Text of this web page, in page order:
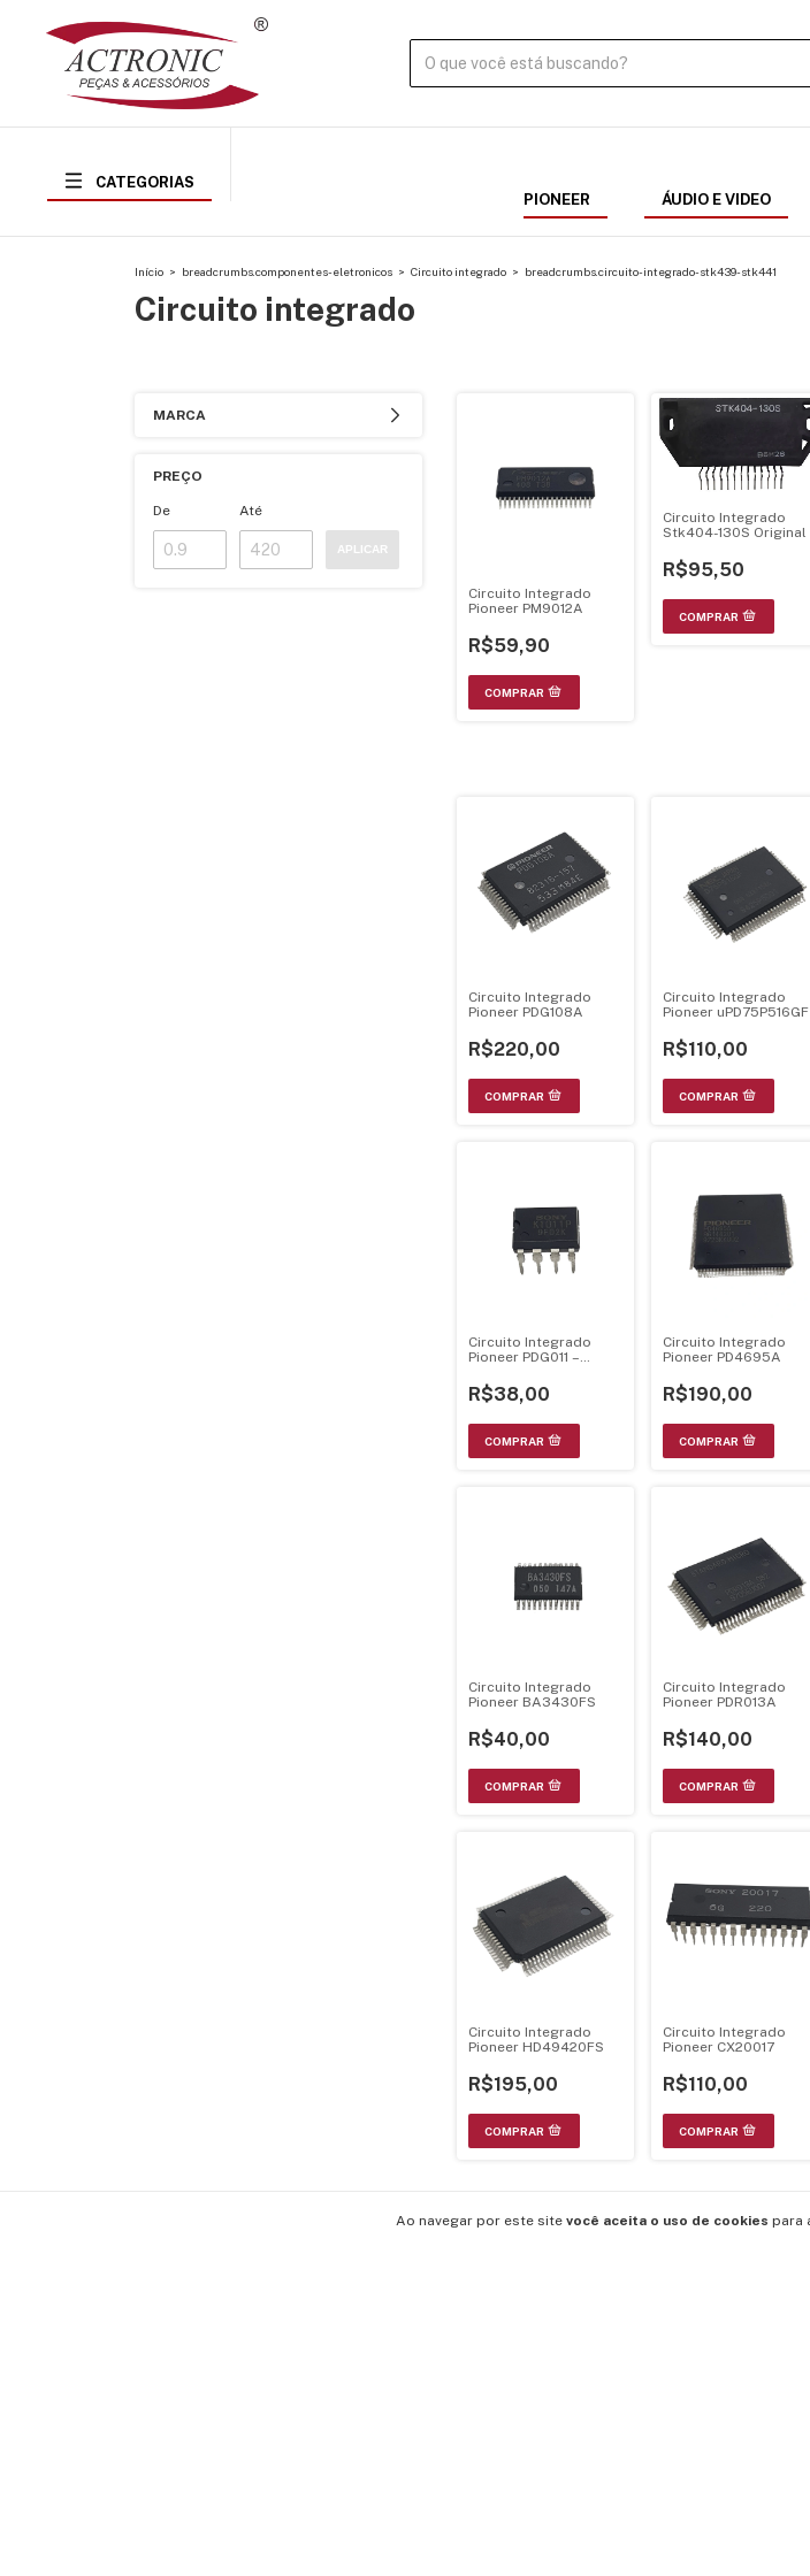
CATEGORIAS
PIONEER
ÁUDIO E VIDEO
Ao navegar por este site você aceita o uso de cookies para
Início > breadcrumbs.componentes-eletronicos > Circuito integrado > breadcrumbs.circuito-integrado-stk439-stk441
Circuito integrado
MARCA
PREÇO
De Até
APLICAR
Circuito Integrado
Pioneer PM9012A
R$59,90
Circuito Integrado
Stk404-130S Original
R$95,50
Circuito Integrado
Pioneer PDG108A
R$220,00
Circuito Integrado
Pioneer uPD75P516GF
R$110,00
Circuito Integrado
Pioneer PDG011 –
R$38,00
Circuito Integrado
Pioneer PD4695A
R$190,00
Circuito Integrado
Pioneer BA3430FS
R$40,00
Circuito Integrado
Pioneer PDR013A
R$140,00
Circuito Integrado
Pioneer HD49420FS
R$195,00
Circuito Integrado
Pioneer CX20017
R$110,00